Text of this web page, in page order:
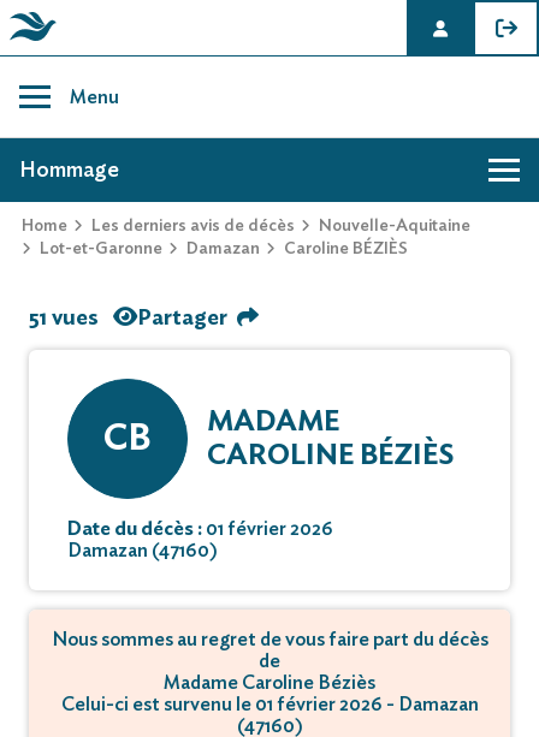
content
Menu
AVIS DE DÉCÈS DE CAROLINE BÉZIÈS
Home Les derniers avis de décès
Nouvelle-Aquitaine
Lot-et-Garonne
Damazan Caroline BÉZIÈS
Hommage
51 vues Partager
CB
MADAME
CAROLINE BÉZIÈS
Date du décès : 01 février 2026
Damazan (47160)
Nous sommes au regret de vous faire part du décès
de
Madame Caroline Béziès
Celui-ci est survenu le 01 février 2026 - Damazan
(47160)